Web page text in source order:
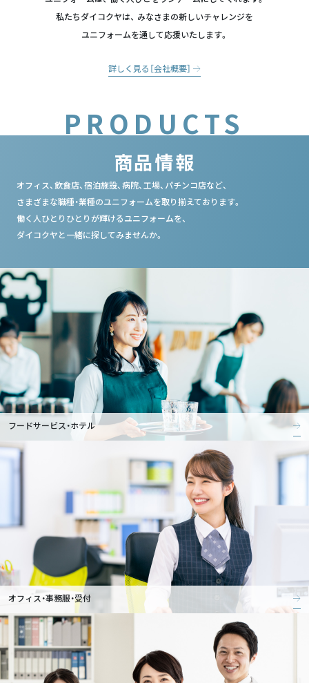
私たちダイコクヤは、 みなさまの新しいチャレンジを
ユニフォームを通して応援いたします。
詳しく見る［会社概要］
PRODUCTS
商品情報
オフィス、飲食店、宿泊施設、病院、工場、パチンコ店など、
さまざまな職種・業種のユニフォームを取り揃えております。
働く人ひとりひとりが輝けるユニフォームを、
ダイコクヤと一緒に探してみませんか。
フードサービス・ホテル
オフィス・事務服・受付